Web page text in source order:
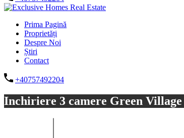
Prima Pagină
Proprietăți
Despre Noi
Știri
Contact
+40757492204
Inchiriere 3 camere Green Village